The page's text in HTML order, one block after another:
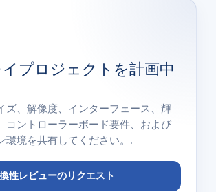
プロジェクトを計画中
ズ、解像度、インターフェース、輝
コントローラーボード要件、および
環境を共有してください。.
性レビューのリクエスト